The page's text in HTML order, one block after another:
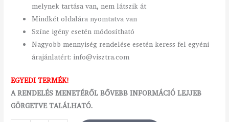
melynek tartása van, nem látszik át
Mindkét oldalára nyomtatva van
Színe igény esetén módosítható
Nagyobb mennyiség rendelése esetén keress fel egyéni
árajánlatért: info@visztra.com
EGYEDI TERMÉK!
A RENDELÉS MENETÉRŐL BŐVEBB INFORMÁCIÓ LEJJEB
GÖRGETVE TALÁLHATÓ.